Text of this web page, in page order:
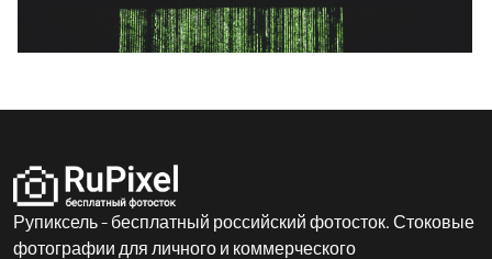
Рупиксель - бесплатный российский фотосток. Стоковые
фотографии для личного и коммерческого